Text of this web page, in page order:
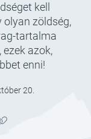
kell
zöldség,
tartalma
azok,
enni!
20.